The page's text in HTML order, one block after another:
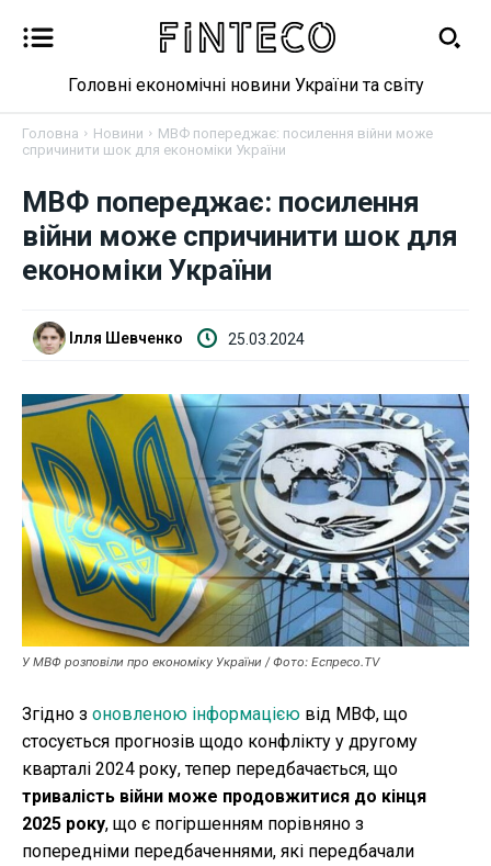
Новини
Бізнес
Валютний ринок
Криптовалюта
Робота і освіта
Публікації
ФОП
Курс валют
Ми в соц. мережах
Головні економічні новини України та світу
Головна Новини
МВФ попереджає: посилення війни може
спричинити шок для економіки України
МВФ попереджає: посилення
війни може спричинити шок для
економіки України
Ілля Шевченко 25.03.2024
У МВФ розповіли про економіку України / Фото: Еспресо.TV
Згідно з оновленою інформацією від МВФ, що
стосується прогнозів щодо конфлікту у другому
кварталі 2024 року, тепер передбачається, що
тривалість війни може продовжитися до кінця
2025 року, що є погіршенням порівняно з
попередніми передбаченнями, які передбачали